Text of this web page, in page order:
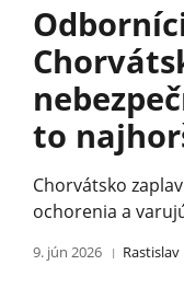
to
Chorvátsko
ochorenia a
9. jún 2026 Rastislav